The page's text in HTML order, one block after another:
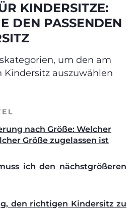
KINDERSITZE:
DEN PASSENDEN
um den am
Kindersitz auszuwählen
nach Größe: Welcher
Größe zugelassen ist
ich den nächstgrößeren
den richtigen Kindersitz zu